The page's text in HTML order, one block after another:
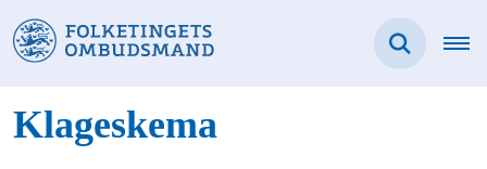
Klageskema